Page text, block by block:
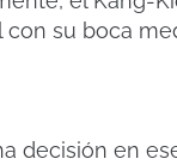
con su boca
decisión en